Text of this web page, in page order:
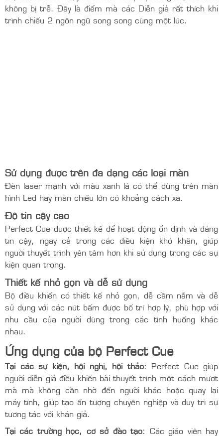
Điều khiển tức thì, không lo độ trễ
Cổng kết nối với nhiều máy tính giúp cho diễn giả bấm
Sử dụng được trên đa dạng các loại màn
Đèn laser mạnh với màu xanh lá có thể dùng trên màn
hình Led hay màn chiếu lớn có khoảng cách xa.
Độ tin cậy cao
Perfect Cue được thiết kế để hoạt động ổn định và đáng
tin cậy, ngay cả trong các điều kiện khó khăn, giúp
người thuyết trình yên tâm hơn khi sử dụng trong các sự
kiện quan trọng.
Thiết kế nhỏ gọn và dễ sử dụng
Bộ điều khiển có thiết kế nhỏ gọn, dễ cầm nắm và dễ